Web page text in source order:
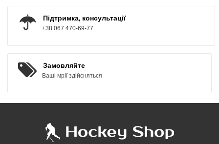
Підтримка, консультації
+38 067 470-69-77
Замовляйте
Ваші мрії здійсняться